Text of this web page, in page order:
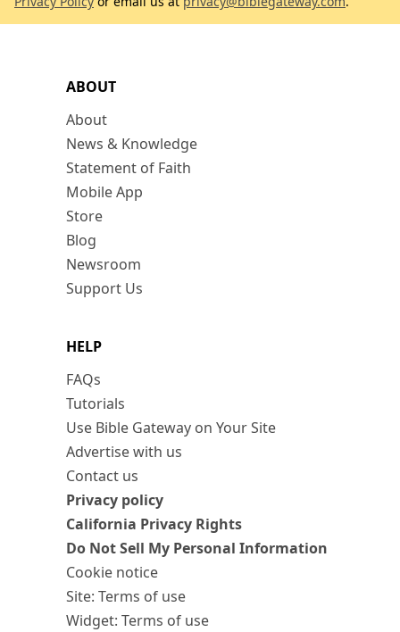
ABOUT
About
News & Knowledge
Statement of Faith
Mobile App
Store
Blog
Newsroom
Support Us
HELP
FAQs
Tutorials
Use Bible Gateway on Your Site
Advertise with us
Contact us
Privacy policy
California Privacy Rights
Do Not Sell My Personal Information
Cookie notice
Site: Terms of use
Widget: Terms of use